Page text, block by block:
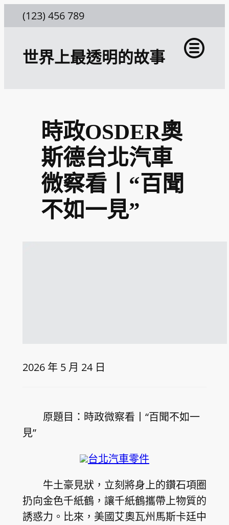
至
(123) 456 789
世界上最透明的故事
時政OSDER奧
斯德台北汽車
微察看丨“百聞
不如一見”
2026 年 5 月 24 日
原題目：時政微察看丨“百聞不如一
見”
台北汽車零件
牛土豪見狀，立刻將身上的鑽石項圈
扔向金色千紙鶴，讓千紙鶴攜帶上物質的
誘惑力。比來，美國艾奧瓦州馬斯卡廷中